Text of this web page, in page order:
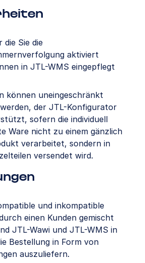
Sie die
aktiviert
in JTL-WMS eingepflegt
können uneingeschränkt
der JTL-Konfigurator
sofern die individuell
Ware nicht zu einem gänzlich
verarbeitet, sondern in
versendet wird.
und inkompatible
einen Kunden gemischt
JTL-Wawi und JTL-WMS in
Bestellung in Form von
auszuliefern.